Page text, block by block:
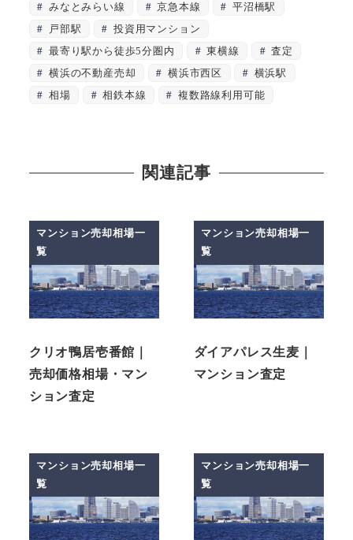
みなとみらい線
京急本線
平沼橋駅
戸部駅
投資用マンション
最寄り駅から徒歩5分圏内
東横線
査定
横浜の不動産売却
横浜市西区
横浜駅
相場
相鉄本線 複数路線利用可能
関連記事
マンション売却相場一
覧
クリオ鴨居壱番館｜
売却価格相場・マン
ション査定
マンション売却相場一
覧
ダイアパレス生麦｜
マンション査定
マンション売却相場一
覧
マンション売却相場一
覧